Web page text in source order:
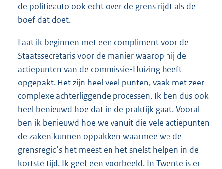
de politieauto ook echt over de grens rijdt als de
boef dat doet.
Laat ik beginnen met een compliment voor de
Staatssecretaris voor de manier waarop hij de
actiepunten van de commissie-Huizing heeft
opgepakt. Het zijn heel veel punten, vaak met zeer
complexe achterliggende processen. Ik ben dus ook
heel benieuwd hoe dat in de praktijk gaat. Vooral
ben ik benieuwd hoe we vanuit die vele actiepunten
de zaken kunnen oppakken waarmee we de
grensregio's het meest en het snelst helpen in de
kortste tijd. Ik geef een voorbeeld. In Twente is er